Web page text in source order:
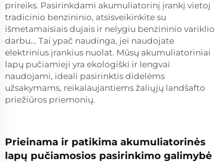
prireiks. Pasirinkdami akumuliatorinį įrankį vietoj
tradicinio benzininio, atsisveikinkite su
išmetamaisiais dujais ir nelygiu benzininio variklio
darbu... Tai ypač naudinga, jei naudojate
elektrinius įrankius nuolat. Mūsų akumuliatoriniai
lapų pučiamieji yra ekologiški ir lengvai
naudojami, ideali pasirinktis didelėms
užsakymams, reikalaujantiems žaliųjų landšafto
priežiūros priemonių.
Prieinama ir patikima akumuliatorinės
lapų pučiamosios pasirinkimo galimybė